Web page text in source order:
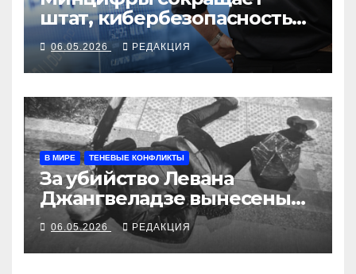
штат, кибербезопасность
уходит к ФСБ
06.05.2026 РЕДАКЦИЯ
В МИРЕ ТЕНЕВЫЕ КОНФЛИКТЫ
За убийство Левана
Джангвеладзе вынесены
пожизненные приговоры
06.05.2026 РЕДАКЦИЯ